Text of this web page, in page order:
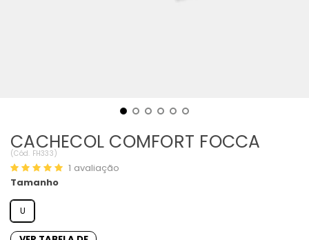
CACHECOL COMFORT FOCCA
(Cód. FH333 )
1 avaliação
Tamanho
U